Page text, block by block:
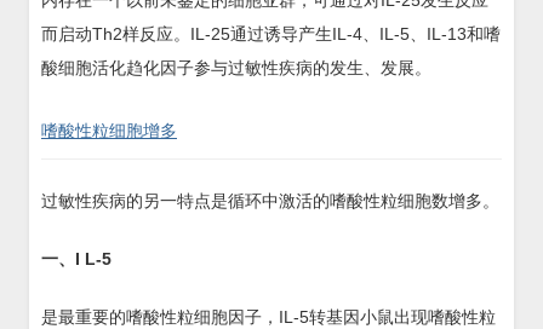
而启动Th2样反应。IL-25通过诱导产生IL-4、IL-5、IL-13和嗜
酸细胞活化趋化因子参与过敏性疾病的发生、发展。
嗜酸性粒细胞增多
过敏性疾病的另一特点是循环中激活的嗜酸性粒细胞数增多。
一、I L-5
是最重要的嗜酸性粒细胞因子，IL-5转基因小鼠出现嗜酸性粒